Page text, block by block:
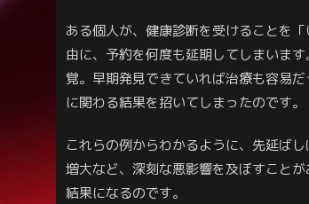
ある個人が、健康診断を受けることを
由に、予約を何度も延期してしまいま
覚。早期発見できていれば治療も容易
に関わる結果を招いてしまったのです。
これらの例からわかるように、先延ば
増大など、深刻な悪影響を及ぼすこと
結果になるのです。